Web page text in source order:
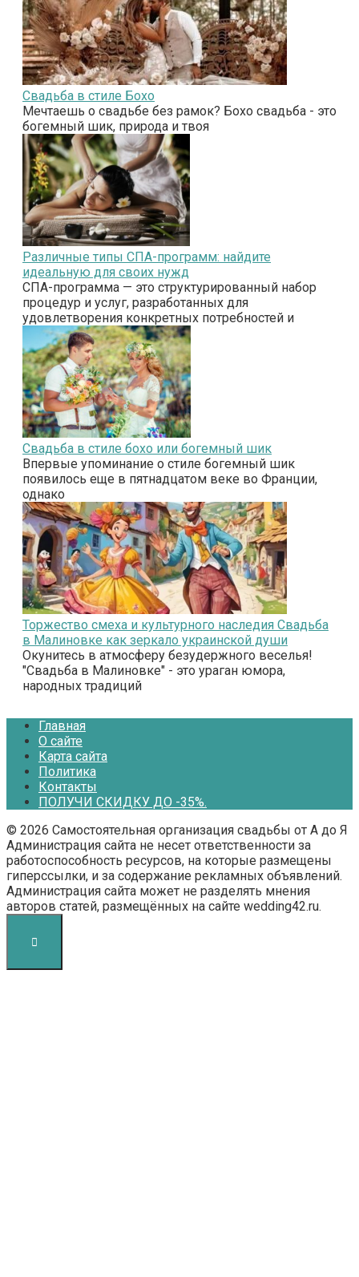
Свадьба в стиле Бохо
Мечтаешь о свадьбе без рамок? Бохо свадьба - это
богемный шик, природа и твоя
Различные типы СПА-программ: найдите
идеальную для своих нужд
СПА-программа — это структурированный набор
процедур и услуг, разработанных для
удовлетворения конкретных потребностей и
Свадьба в стиле бохо или богемный шик
Впервые упоминание о стиле богемный шик
появилось еще в пятнадцатом веке во Франции,
однако
Торжество смеха и культурного наследия Свадьба
в Малиновке как зеркало украинской души
Окунитесь в атмосферу безудержного веселья!
"Свадьба в Малиновке" - это ураган юмора,
народных традиций
Главная
О сайте
Карта сайта
Политика
Контакты
ПОЛУЧИ СКИДКУ ДО -35%.
© 2026 Самостоятельная организация свадьбы от А до Я
Администрация сайта не несет ответственности за
работоспособность ресурсов, на которые размещены
гиперссылки, и за содержание рекламных объявлений.
Администрация сайта может не разделять мнения
авторов статей, размещённых на сайте wedding42.ru.